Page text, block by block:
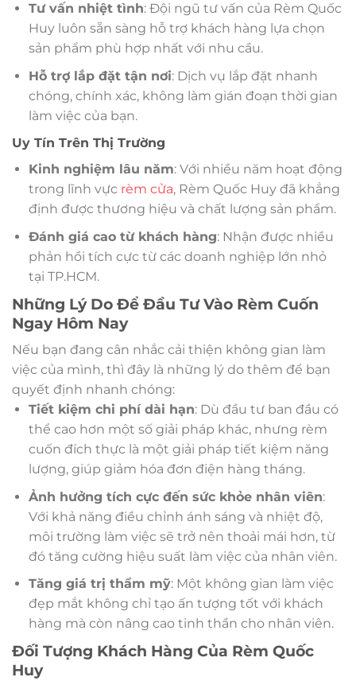
Tư vấn nhiệt tình: Đội ngũ tư vấn của Rèm Quốc
Huy luôn sẵn sàng hỗ trợ khách hàng lựa chọn
sản phẩm phù hợp nhất với nhu cầu.
Hỗ trợ lắp đặt tận nơi: Dịch vụ lắp đặt nhanh
chóng, chính xác, không làm gián đoạn thời gian
làm việc của bạn.
Uy Tín Trên Thị Trường
Kinh nghiệm lâu năm: Với nhiều năm hoạt động
trong lĩnh vực rèm cửa, Rèm Quốc Huy đã khẳng
định được thương hiệu và chất lượng sản phẩm.
Đánh giá cao từ khách hàng: Nhận được nhiều
phản hồi tích cực từ các doanh nghiệp lớn nhỏ
tại TP.HCM.
Những Lý Do Để Đầu Tư Vào Rèm Cuốn
Ngay Hôm Nay
Nếu bạn đang cân nhắc cải thiện không gian làm
việc của mình, thì đây là những lý do thêm để bạn
quyết định nhanh chóng:
Tiết kiệm chi phí dài hạn: Dù đầu tư ban đầu có
thể cao hơn một số giải pháp khác, nhưng rèm
cuốn đích thực là một giải pháp tiết kiệm năng
lượng, giúp giảm hóa đơn điện hàng tháng.
Ảnh hưởng tích cực đến sức khỏe nhân viên:
Với khả năng điều chỉnh ánh sáng và nhiệt độ,
môi trường làm việc sẽ trở nên thoải mái hơn, từ
đó tăng cường hiệu suất làm việc của nhân viên.
Tăng giá trị thẩm mỹ: Một không gian làm việc
đẹp mắt không chỉ tạo ấn tượng tốt với khách
hàng mà còn nâng cao tinh thần cho nhân viên.
Đối Tượng Khách Hàng Của Rèm Quốc
Huy